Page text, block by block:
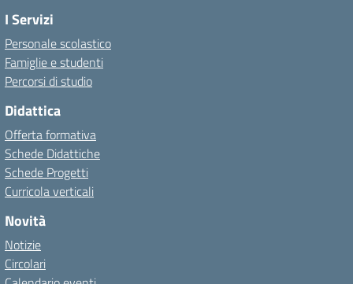
I Servizi
Personale scolastico
Famiglie e studenti
Percorsi di studio
Didattica
Offerta formativa
Schede Didattiche
Schede Progetti
Curricola verticali
Novità
Notizie
Circolari